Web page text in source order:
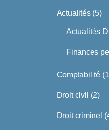
Actualités (5)
Actualités
Finances
Comptabilité
Droit civil (2)
Droit criminel